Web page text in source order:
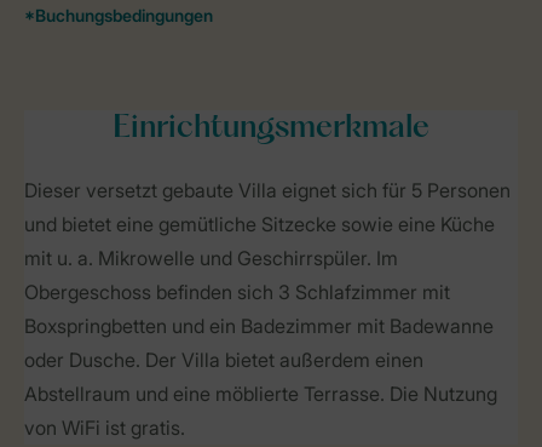
Einrichtungsmerkmale
Dieser versetzt gebaute Villa eignet sich für 5 Personen
und bietet eine gemütliche Sitzecke sowie eine Küche
mit u. a. Mikrowelle und Geschirrspüler. Im
Obergeschoss befinden sich 3 Schlafzimmer mit
Boxspringbetten und ein Badezimmer mit Badewanne
oder Dusche. Der Villa bietet außerdem einen
Abstellraum und eine möblierte Terrasse. Die Nutzung
von WiFi ist gratis.